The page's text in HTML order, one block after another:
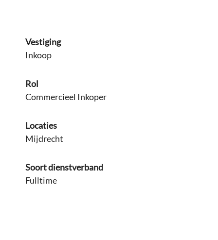
Vestiging
Inkoop
Rol
Commercieel Inkoper
Locaties
Mijdrecht
Soort dienstverband
Fulltime